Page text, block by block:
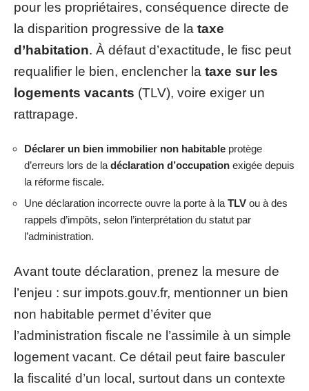
pour les propriétaires, conséquence directe de
la disparition progressive de la taxe
d’habitation. À défaut d’exactitude, le fisc peut
requalifier le bien, enclencher la taxe sur les
logements vacants (TLV), voire exiger un
rattrapage.
Déclarer un bien immobilier non habitable protège
d’erreurs lors de la déclaration d’occupation exigée depuis
la réforme fiscale.
Une déclaration incorrecte ouvre la porte à la TLV ou à des
rappels d’impôts, selon l’interprétation du statut par
l’administration.
Avant toute déclaration, prenez la mesure de
l’enjeu : sur impots.gouv.fr, mentionner un bien
non habitable permet d’éviter que
l’administration fiscale ne l’assimile à un simple
logement vacant. Ce détail peut faire basculer
la fiscalité d’un local, surtout dans un contexte